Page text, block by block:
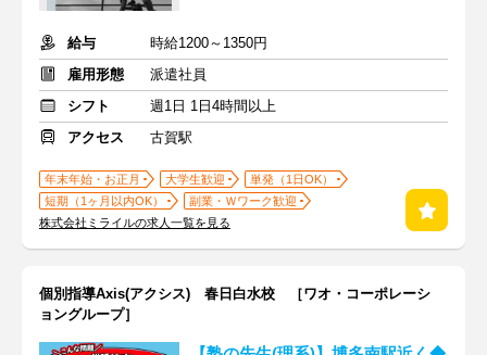
給与
時給1200～1350円
雇用形態
派遣社員
シフト
週1日 1日4時間以上
アクセス
古賀駅
年末年始・お正月 大学生歓迎
単発（1日OK）
短期（1ヶ月以内OK）
副業・Ｗワーク歓迎
株式会社ミライルの求人一覧を見る
個別指導Axis(アクシス) 春日白水校 ［ワオ・コーポレーシ
ョングループ］